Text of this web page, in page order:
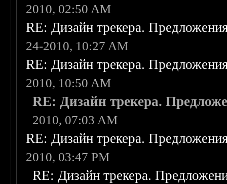
2010, 02:50 AM
RE: Дизайн трекера.
24-2010, 10:27 AM
RE: Дизайн трекера.
2010, 10:50 AM
RE: Дизайн трекера.
2010, 07:03 AM
RE: Дизайн трекера.
2010, 03:47 PM
RE: Дизайн трекера.